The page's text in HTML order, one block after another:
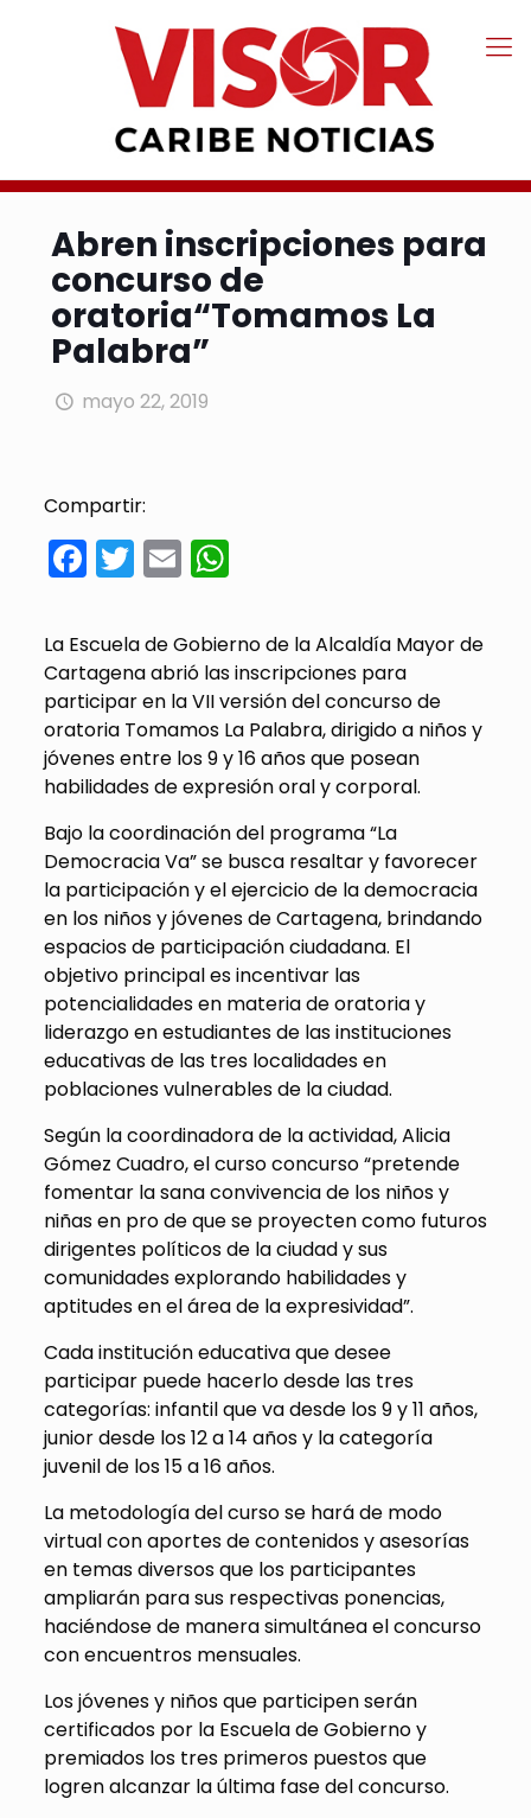
Abren inscripciones para
concurso de
oratoria“Tomamos La
Palabra”
mayo 22, 2019
Compartir:
Facebook
Twitter
EmailWhatsApp
La Escuela de Gobierno de la Alcaldía Mayor de
Cartagena abrió las inscripciones para
participar en la VII versión del concurso de
oratoria Tomamos La Palabra, dirigido a niños y
jóvenes entre los 9 y 16 años que posean
habilidades de expresión oral y corporal.
Bajo la coordinación del programa “La
Democracia Va” se busca resaltar y favorecer
la participación y el ejercicio de la democracia
en los niños y jóvenes de Cartagena, brindando
espacios de participación ciudadana. El
objetivo principal es incentivar las
potencialidades en materia de oratoria y
liderazgo en estudiantes de las instituciones
educativas de las tres localidades en
poblaciones vulnerables de la ciudad.
Según la coordinadora de la actividad, Alicia
Gómez Cuadro, el curso concurso “pretende
fomentar la sana convivencia de los niños y
niñas en pro de que se proyecten como futuros
dirigentes políticos de la ciudad y sus
comunidades explorando habilidades y
aptitudes en el área de la expresividad”.
Cada institución educativa que desee
participar puede hacerlo desde las tres
categorías: infantil que va desde los 9 y 11 años,
junior desde los 12 a 14 años y la categoría
juvenil de los 15 a 16 años.
La metodología del curso se hará de modo
virtual con aportes de contenidos y asesorías
en temas diversos que los participantes
ampliarán para sus respectivas ponencias,
haciéndose de manera simultánea el concurso
con encuentros mensuales.
Los jóvenes y niños que participen serán
certificados por la Escuela de Gobierno y
premiados los tres primeros puestos que
logren alcanzar la última fase del concurso.